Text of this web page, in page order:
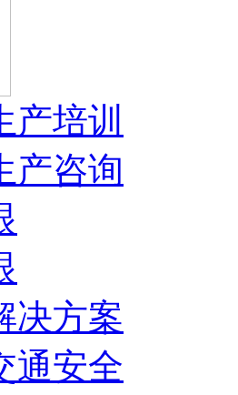
产培训
产咨询
决方案
通安全